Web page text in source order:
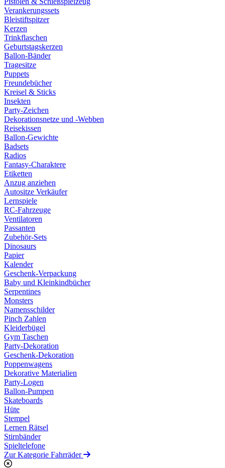
Verankerungssets
Bleistiftspitzer
Kerzen
Trinkflaschen
Geburtstagskerzen
Ballon-Bänder
Tragesitze
Puppets
Freundebücher
Kreisel & Sticks
Insekten
Party-Zeichen
Dekorationsnetze und -Webben
Reisekissen
Ballon-Gewichte
Badsets
Radios
Fantasy-Charaktere
Etiketten
Anzug anziehen
Autositze Verkäufer
Lernspiele
RC-Fahrzeuge
Ventilatoren
Passanten
Zubehör-Sets
Dinosaurs
Papier
Kalender
Geschenk-Verpackung
Baby und Kleinkindbücher
Serpentines
Monsters
Namensschilder
Pinch Zahlen
Kleiderbügel
Gym Taschen
Party-Dekoration
Geschenk-Dekoration
Poppenwagens
Dekorative Materialien
Party-Logen
Ballon-Pumpen
Skateboards
Hüte
Stempel
Lernen Rätsel
Stirnbänder
Spieltelefone
Zur Kategorie Fahrräder